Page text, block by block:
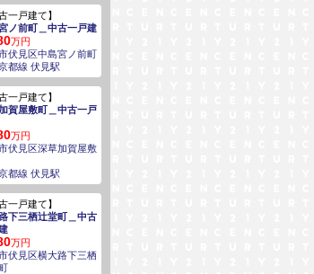
一戸建て】
ノ前町＿中古一戸建
万円
伏見区中島宮ノ前町
都線 伏見駅
一戸建て】
賀屋敷町＿中古一戸
万円
伏見区深草加賀屋敷
都線 伏見駅
一戸建て】
下三栖辻堂町＿中古
万円
伏見区横大路下三栖